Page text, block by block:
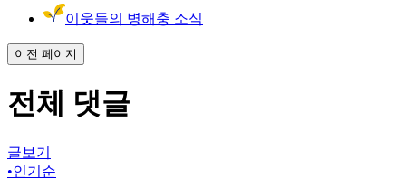
이웃들의 병해충 소식
이전 페이지
전체 댓글
글보기
•인기순